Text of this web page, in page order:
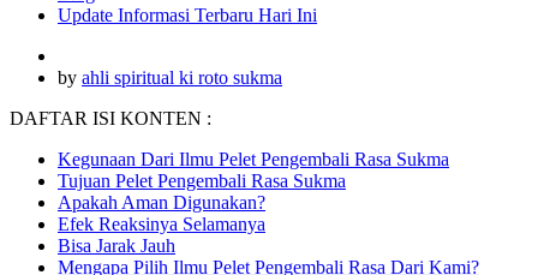
Update Informasi Terbaru Hari Ini
by ahli spiritual ki roto sukma
DAFTAR ISI KONTEN :
Kegunaan Dari Ilmu Pelet Pengembali Rasa Sukma
Tujuan Pelet Pengembali Rasa Sukma
Apakah Aman Digunakan?
Efek Reaksinya Selamanya
Bisa Jarak Jauh
Mengapa Pilih Ilmu Pelet Pengembali Rasa Dari Kami?